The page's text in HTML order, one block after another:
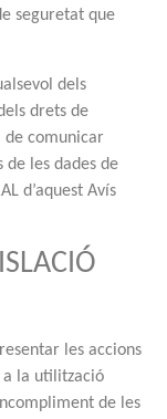
seguretat que
dels
drets de
de comunicar
les dades de
d’aquest Avís
les accions
a la utilització
de les